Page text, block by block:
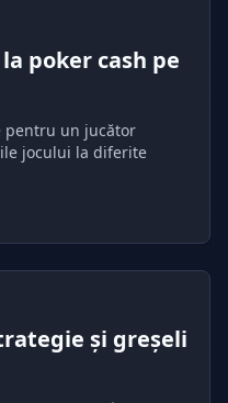
poker cash pe
pentru un jucător
jocului la diferite
și greșeli